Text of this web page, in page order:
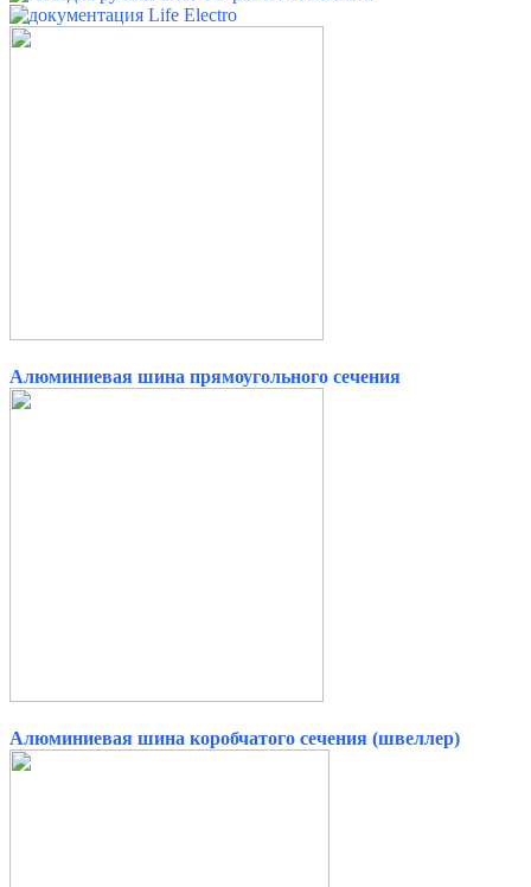
Алюминиевая шина прямоугольного сечения
Алюминиевая шина коробчатого сечения (швеллер)